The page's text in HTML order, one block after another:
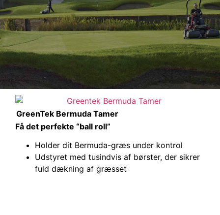
GreenTek Bermuda Tamer
Få det perfekte “ball roll”
Holder dit Bermuda-græs under kontrol
Udstyret med tusindvis af børster, der sikrer
fuld dækning af græsset